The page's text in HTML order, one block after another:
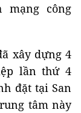
mạng công
xây dựng 4
lần thứ 4
đặt tại San
tâm này